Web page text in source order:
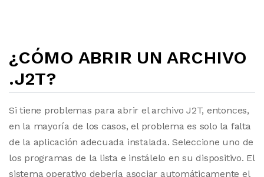
¿CÓMO ABRIR UN ARCHIVO
.J2T?
Si tiene problemas para abrir el archivo J2T, entonces,
en la mayoría de los casos, el problema es solo la falta
de la aplicación adecuada instalada. Seleccione uno de
los programas de la lista e instálelo en su dispositivo. El
sistema operativo debería asociar automáticamente el